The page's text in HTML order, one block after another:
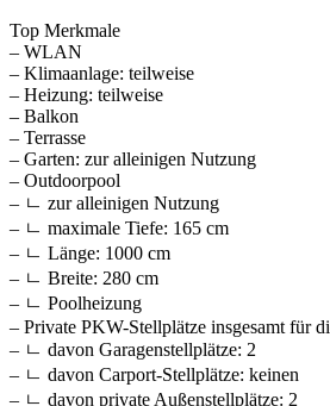
Top Merkmale
– WLAN
– Klimaanlage: teilweise
– Heizung: teilweise
– Balkon
– Terrasse
– Garten: zur alleinigen Nutzung
– Outdoorpool
– ㄴ zur alleinigen Nutzung
– ㄴ maximale Tiefe: 165 cm
– ㄴ Länge: 1000 cm
– ㄴ Breite: 280 cm
– ㄴ Poolheizung
– Private PKW-Stellplätze insgesamt für
– ㄴ davon Garagenstellplätze: 2
– ㄴ davon Carport-Stellplätze: keinen
– ㄴ davon private Außen­stellplätze: 2